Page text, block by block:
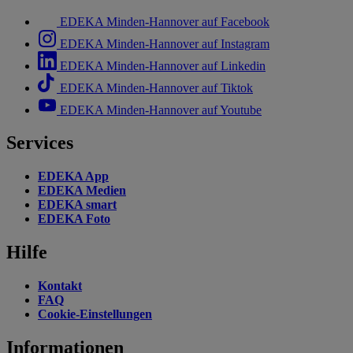
EDEKA Minden-Hannover auf Facebook
EDEKA Minden-Hannover auf Instagram
EDEKA Minden-Hannover auf Linkedin
EDEKA Minden-Hannover auf Tiktok
EDEKA Minden-Hannover auf Youtube
Services
EDEKA App
EDEKA Medien
EDEKA smart
EDEKA Foto
Hilfe
Kontakt
FAQ
Cookie-Einstellungen
Informationen